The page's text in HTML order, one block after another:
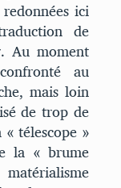
ici
de
Au moment
au
mais loin
de trop de
télescope »
la « brume